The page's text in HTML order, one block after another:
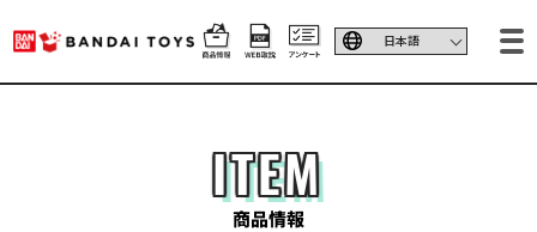
ITEM
商品情報